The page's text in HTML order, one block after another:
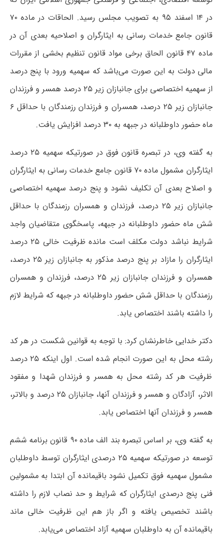
در ۱۴ اسفند ۹۵ به تصویب مجلس رسید. الحاقات در ماده ۷۰
قانون جامع خدمات رسانی به ایثارگران و اصلاحیه بعدی آن در
ماده ۴۷ قانون الحاق برخی مواد قانون تنظیم بخشی از مقررات
مالی دولت به این صورت می‌باشد که سهمیه ورود با پنج درصد
از سهمیه اختصاصی برای جانبازان زیر ۲۵ درصد همسر و فرزندان
جانبازان زیر ۲۵ درصد، همسران و فرزندان رزمندگان با حداقل ۶
ماه حضور داوطلبانه در جبهه به ۳۰ درصد افزایش یافت.
به گفته وی، در تبصره قانون فوق در صورتیکه سهمیه ۲۵ درصد
ایثارگران مشمول ماده ۷۰ قانون جامع خدمات رسانی به ایثارگران
و اصلاح بعدی آن تکلیف نشود و پنج درصد سهمیه اختصاصی
جانبازان زیر ۲۵ درصد، فرزندان و همسران رزمندگان با حداقل
شش ماه حضور داوطلبانه در جبهه، پاسخگوی متقاضیان واجد
شرایط نباشد دولت مکلف است مانده ظرفیت خالی ۲۵ درصد
ایثارگران را مازاد بر پنج درصد مذکور به جانبازان زیر ۲۵ درصد،
همسران و فرزندان جانبازان زیر ۲۵ درصد، فرزندان و همسران
رزمندگان با حداقل شش حضور داوطلبانه در جبهه که شرایط لازم
را داشته باشند اختصاص یابد.
دکتر خدایی خاطرنشان کرد: با توجه به قوانین شکست در هر کد
رشته محل به این صورت انجام شده است. اول اینکه ۲۵ درصد
ظرفیت هر کد رشته محل به همسر و فرزندان شهدا و مفقود
الاثر، آزادگان و همسر و فرزندان آنها، جانبازان ۲۵ درصد و بالاتر،
همسر و فرزندان آنها اختصاص یابد.
به گفته وی، بر اساس تبصره بند الف ماده ۹۰ قانون برنامه ششم
توسعه در صورتیکه سهمیه ۲۵ درصدی ایثارگران توسط داوطلبان
مشمول سهمیه فوق تکمیل نشود باقیمانده آن ابتدا به مشمولین
فنی پنج درصدی ایثارگران که شرایط و حد نصاب لازم را داشته
باشند تخصیص یافته و اگر باز هم این ظرفیت خالی ماند
باقیمانده آن به داوطلبان سهمیه آزاد اختصاص می‌یابد.